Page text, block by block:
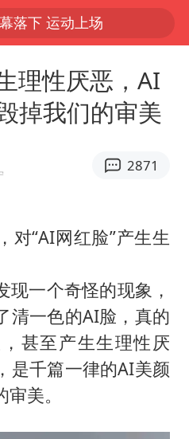
落下 运动上场
台风白海豚环流面积近似13个浙江
被判支付5.67亿美元
OpenAI为免费用户升级GPT-5.6 Luna
稀土盘中涨停
高空抛物嫌疑人被拘留
实探山东最热的“中国蔬菜之乡”
女子开一天一夜空调后二氧化碳中毒
理性厌恶，AI
掉我们的审美
2871
对“AI网红脸”产生生
一个奇怪的现象，
清一色的AI脸，真的
甚至产生生理性厌
是千篇一律的AI美颜
美。